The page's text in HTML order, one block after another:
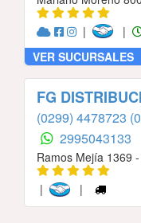
|
|
VER SUCURSALES
FG
(0299) 4478723
2995043133
Ramos Mejía 1369
|
|